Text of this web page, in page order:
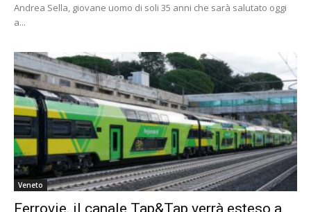
Andrea Sella, giovane uomo di soli 35 anni che sarà salutato oggi
a...
Veneto